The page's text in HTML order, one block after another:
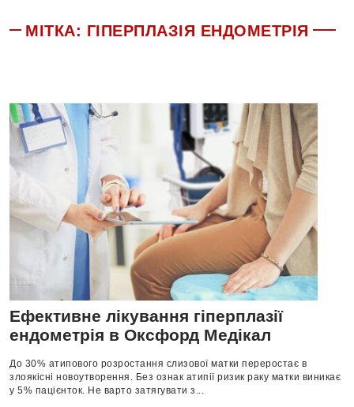
МІТКА: ГІПЕРПЛАЗІЯ ЕНДОМЕТРІЯ
Ефективне лікування гіперплазії
ендометрія в Оксфорд Медікал
До 30% атипового розростання слизової матки переростає в
злоякісні новоутворення. Без ознак атипії ризик раку матки виникає
у 5% пацієнток. Не варто затягувати з...